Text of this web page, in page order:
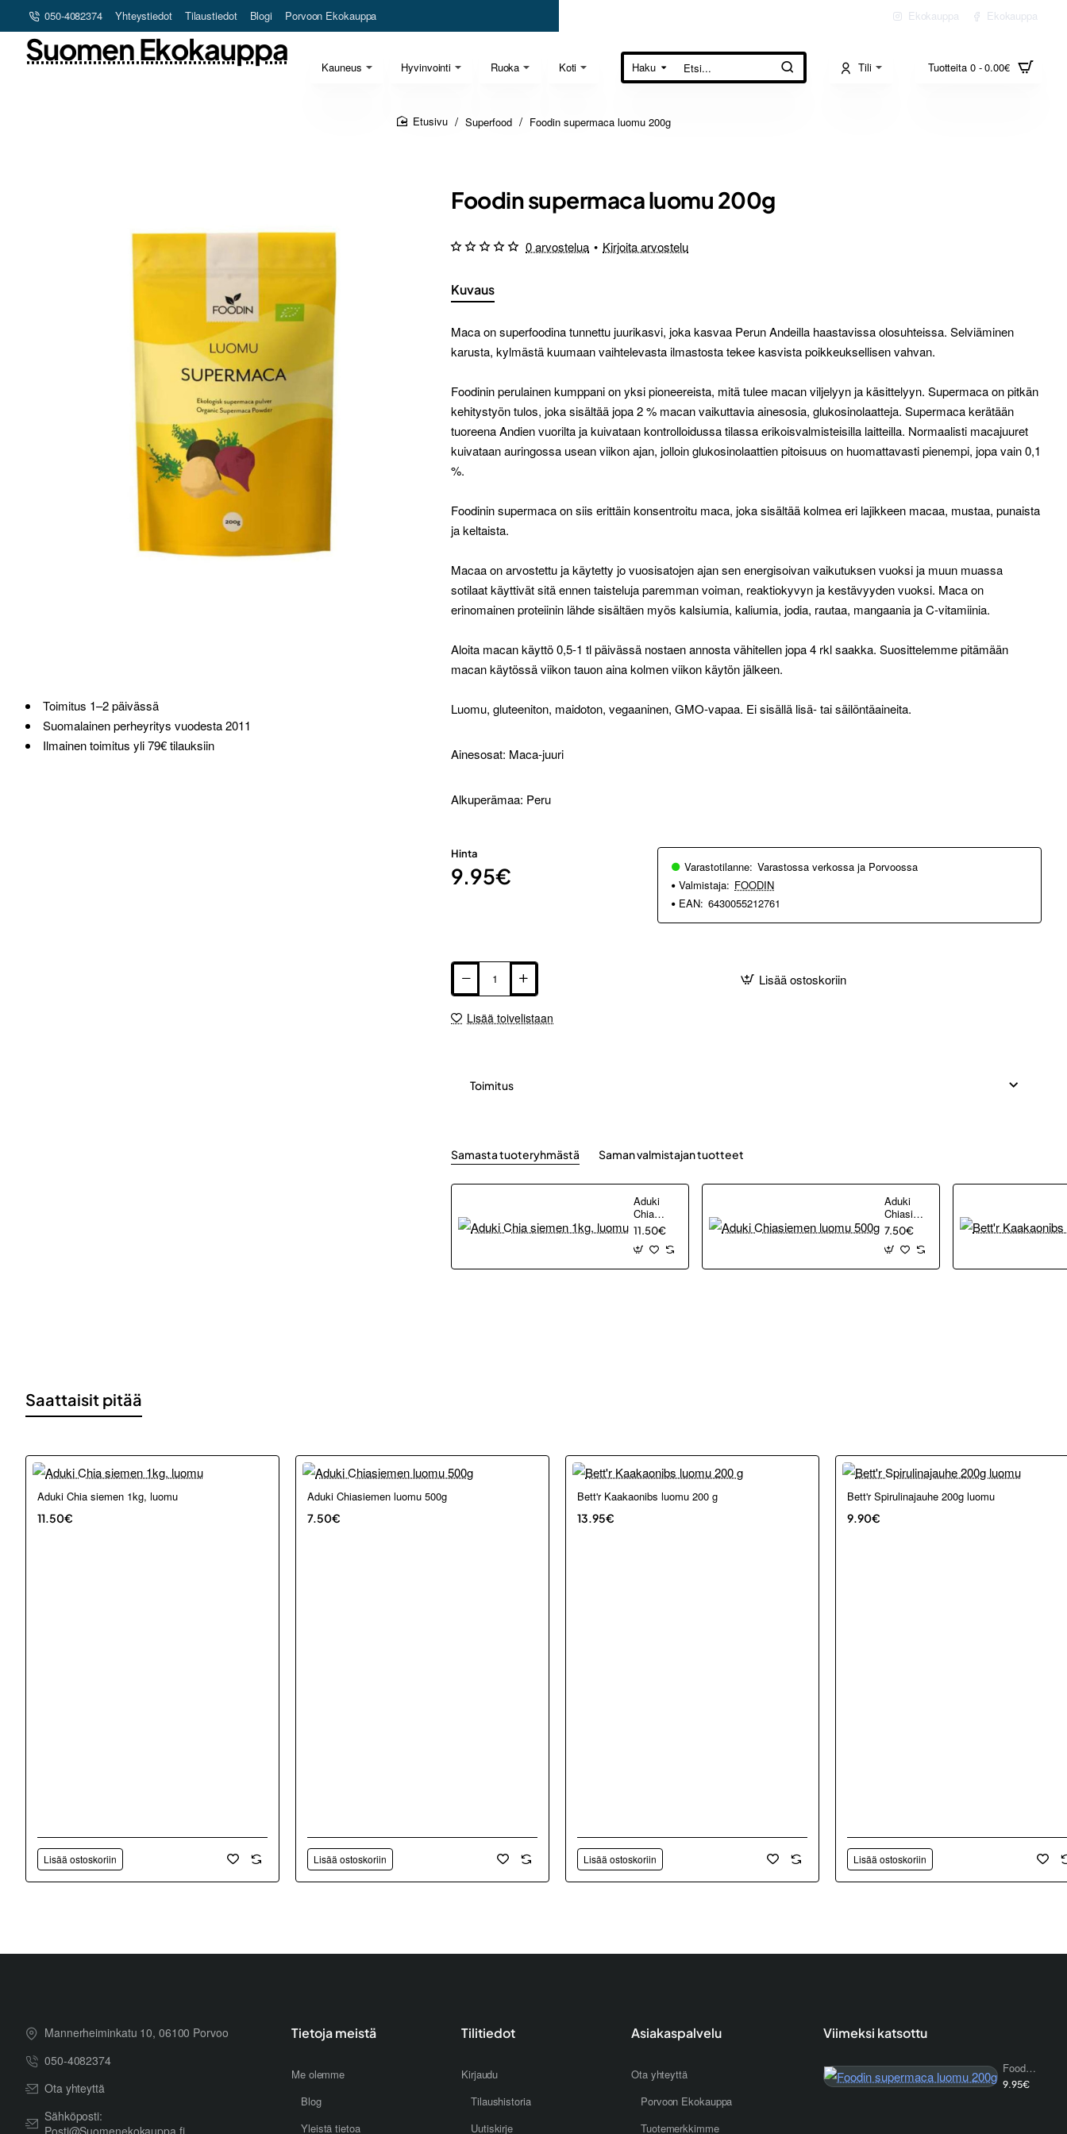
050-4082374 Yhteystiedot Tilaustiedot Blogi Porvoon Ekokauppa Ekokauppa Ekokauppa
Kauneus Hyvinvointi Ruoka Koti
Suomen Ekokauppa
Haku
Etsi... Tili Tuotteita 0 - 0.00€
Superfood Foodin supermaca luomu 200g
Toimitus 1–2 päivässä
Suomalainen perheyritys vuodesta 2011
Ilmainen toimitus yli 79€ tilauksiin
Foodin supermaca luomu 200g
Kuvaus
Maca on superfoodina tunnettu juurikasvi, joka kasvaa Perun Andeilla haastavissa olosuhteissa. Selviäminen
karusta, kylmästä kuumaan vaihtelevasta ilmastosta tekee kasvista poikkeuksellisen vahvan.
Foodinin perulainen kumppani on yksi pioneereista, mitä tulee macan viljelyyn ja käsittelyyn. Supermaca on pitkän
kehitystyön tulos, joka sisältää jopa 2 % macan vaikuttavia ainesosia, glukosinolaatteja. Supermaca kerätään
tuoreena Andien vuorilta ja kuivataan kontrolloidussa tilassa erikoisvalmisteisilla laitteilla. Normaalisti macajuuret
kuivataan auringossa usean viikon ajan, jolloin glukosinolaattien pitoisuus on huomattavasti pienempi, jopa vain 0,1
%.
Foodinin supermaca on siis erittäin konsentroitu maca, joka sisältää kolmea eri lajikkeen macaa, mustaa, punaista
ja keltaista.
Macaa on arvostettu ja käytetty jo vuosisatojen ajan sen energisoivan vaikutuksen vuoksi ja muun muassa
sotilaat käyttivät sitä ennen taisteluja paremman voiman, reaktiokyvyn ja kestävyyden vuoksi. Maca on
erinomainen proteiinin lähde sisältäen myös kalsiumia, kaliumia, jodia, rautaa, mangaania ja C-vitamiinia.
Aloita macan käyttö 0,5-1 tl päivässä nostaen annosta vähitellen jopa 4 rkl saakka. Suosittelemme pitämään
macan käytössä viikon tauon aina kolmen viikon käytön jälkeen.
Luomu, gluteeniton, maidoton, vegaaninen, GMO-vapaa. Ei sisällä lisä- tai säilöntäaineita.
Ainesosat: Maca-juuri
Alkuperämaa: Peru
0 arvostelua • Kirjoita arvostelu
Hinta
9.95€ Varastotilanne: Varastossa verkossa ja Porvoossa
Valmistaja: FOODIN
EAN: 6430055212761
Lisää ostoskoriin
Lisää toivelistaan
Toimitus
Samasta tuoteryhmästä Saman valmistajan tuotteet
Aduki
Chia
siemen
1kg,
luomu
11.50€
Aduki
Chiasiemen
luomu
500g
7.50€
Saattaisit pitää
Aduki Chia siemen 1kg, luomu
11.50€
Lisää ostoskoriin
Aduki Chiasiemen luomu 500g
7.50€
Lisää ostoskoriin
Bett'r Kaakaonibs luomu 200 g
13.95€
Lisää ostoskoriin
Bett'r Spirulinajauhe 200g luomu
9.90€
Lisää ostoskoriin
Mannerheiminkatu 10, 06100 Porvoo
050-4082374
Ota yhteyttä
Sähköposti:
Tietoja meistä
Me olemme
Blog
Yleistä tietoa
Tilitiedot
Kirjaudu
Tilaushistoria
Uutiskirje
Asiakaspalvelu
Ota yhteyttä
Porvoon Ekokauppa
Tuotemerkkimme
Viimeksi katsottu
Foodin supermaca luomu 200g
9.95€